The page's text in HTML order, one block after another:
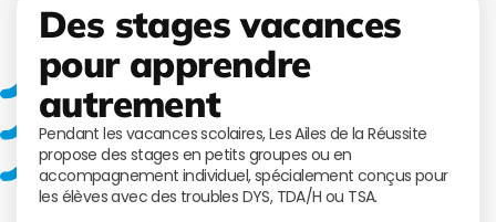
Des stages vacances
pour apprendre
autrement
Pendant les vacances scolaires, Les Ailes de la Réussite
propose des stages en petits groupes ou en
accompagnement individuel, spécialement conçus pour
les élèves avec des troubles DYS, TDA/H ou TSA.